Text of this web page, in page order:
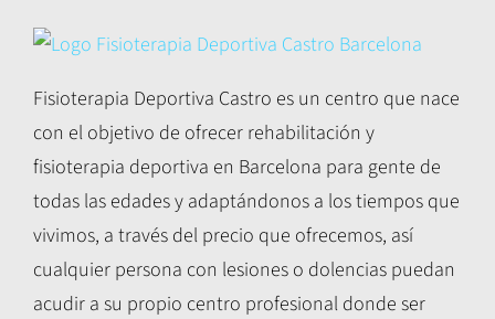
Fisioterapia Deportiva Castro es un centro que nace
con el objetivo de ofrecer rehabilitación y
fisioterapia deportiva en Barcelona para gente de
todas las edades y adaptándonos a los tiempos que
vivimos, a través del precio que ofrecemos, así
cualquier persona con lesiones o dolencias puedan
acudir a su propio centro profesional donde ser